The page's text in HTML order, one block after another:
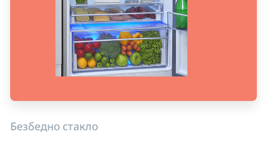
Безбедно стакло